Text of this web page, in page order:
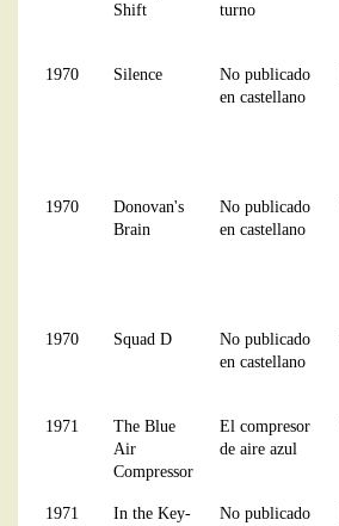
Shift
turno
1970 Silence
No publicado
en castellano
1970
Donovan's
Brain
No publicado
en castellano
1970 Squad D
No publicado
en castellano
1971
The Blue
Air
Compressor
El compresor
de aire azul
1971
In the Key-
No publicado